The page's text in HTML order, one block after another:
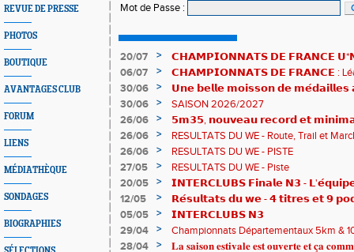
REVUE DE PRESSE
PHOTOS
BOUTIQUE
AVANTAGES CLUB
FORUM
LIENS
MÉDIATHÈQUE
SONDAGES
BIOGRAPHIES
Mot de Passe :
20/07 >
𝗖𝗛𝗔𝗠𝗣𝗜𝗢𝗡𝗡𝗔𝗧𝗦 𝗗𝗘 𝗙𝗥𝗔𝗡𝗖𝗘
𝗵𝗶𝘀𝘁𝗼𝗿𝗶𝗾𝘂𝗲𝘀 !
06/07 >
𝗖𝗛𝗔𝗠𝗣𝗜𝗢𝗡𝗡𝗔𝗧𝗦 𝗗𝗘 𝗙𝗥𝗔𝗡𝗖𝗘 : Léane
83è !
30/06 >
𝗨𝗻𝗲 𝗯𝗲𝗹𝗹𝗲 𝗺𝗼𝗶𝘀𝘀𝗼𝗻 𝗱𝗲
𝗔𝗨𝗥𝗔 !
30/06 >
SAISON 2026/2027
26/06
>
𝟱𝗺𝟯𝟱, 𝗻𝗼𝘂𝘃𝗲𝗮𝘂 𝗿𝗲𝗰𝗼𝗿𝗱 𝗲𝘁
𝗖𝗵𝗮𝗺𝗽𝗶𝗼𝗻𝗻𝗮𝘁𝘀 𝗱𝘂 𝗠𝗼𝗻𝗱𝗲 𝗨𝟮𝟬
26/06 >
RESULTATS DU WE - Route, Trail et
26/06
>
RESULTATS DU WE - PISTE
27/05
>
RESULTATS DU WE - Piste
20/05
>
𝗜𝗡𝗧𝗘𝗥𝗖𝗟𝗨𝗕𝗦 𝗙𝗶𝗻𝗮𝗹𝗲 𝗡𝟯 -
𝟯𝟮𝟰𝟮𝟳𝗽𝘁𝘀
12/05 >
𝗥𝗲́𝘀𝘂𝗹𝘁𝗮𝘁𝘀 𝗱𝘂 𝘄𝗲 - 𝟰 𝘁𝗶𝘁𝗿𝗲𝘀 𝗲𝘁 𝟵
05/05
>
𝗜𝗡𝗧𝗘𝗥𝗖𝗟𝗨𝗕𝗦 𝗡𝟯
29/04
>
Championnats Départementaux 5km &
de bronze et un max de plaisir pour tous !
28/04 >
𝐋𝐚 𝐬𝐚𝐢𝐬𝐨𝐧 𝐞𝐬𝐭𝐢𝐯𝐚𝐥𝐞 𝐞𝐬𝐭 𝐨𝐮𝐯𝐞𝐫𝐭𝐞 𝐞𝐭 𝐜̧𝐚